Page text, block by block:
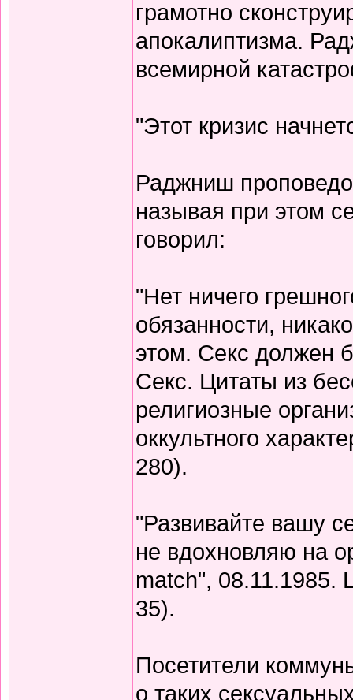
грамотно
апокалиптизма.
всемирной
"Этот кризис
Раджниш
называя при этом
говорил:
"Нет ничего
обязанности,
этом. Секс должен
Секс. Цитаты из
религиозные
оккультного
280).
"Развивайте вашу
не вдохновляю на
match", 08.11.1985.
35).
Посетители
о таких